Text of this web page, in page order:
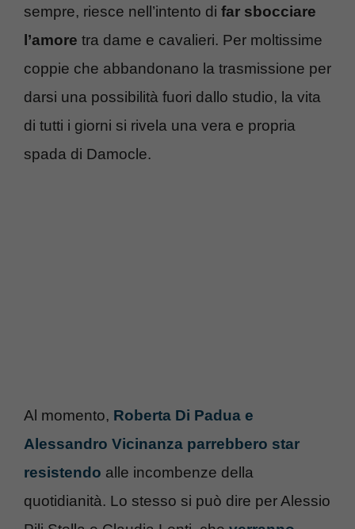
sempre, riesce nell’intento di far sbocciare
l’amore tra dame e cavalieri. Per moltissime
coppie che abbandonano la trasmissione per
darsi una possibilità fuori dallo studio, la vita
di tutti i giorni si rivela una vera e propria
spada di Damocle.
Al momento, Roberta Di Padua e
Alessandro Vicinanza parrebbero star
resistendo alle incombenze della
quotidianità. Lo stesso si può dire per Alessio